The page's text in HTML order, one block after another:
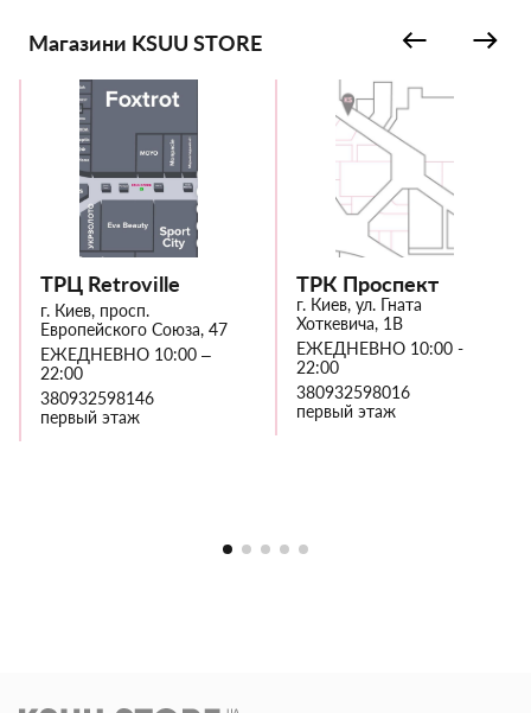
Магазини KSUU STORE
ТРЦ Retroville
г. Киев, просп.
Европейского Союза, 47
ЕЖЕДНЕВНО 10:00 –
22:00
380932598146
первый этаж
ТРК Проспект
г. Киев, ул. Гната
Хоткевича, 1В
ЕЖЕДНЕВНО 10:00 -
22:00
380932598016
первый этаж